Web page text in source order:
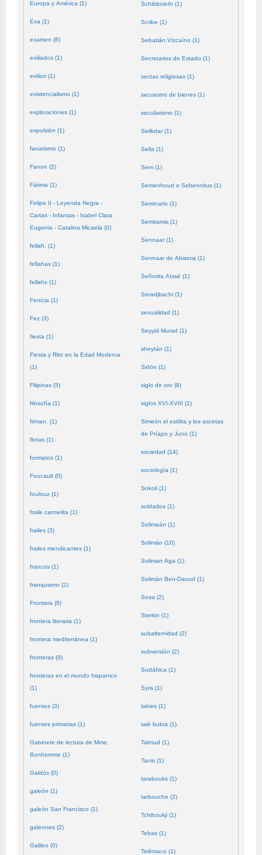
Europa y América (1)
Eva (1)
examen (8)
exiliados (1)
exilios (1)
existencialismo (1)
exploraciones (1)
expulsión (1)
fanatismo (1)
Fanon (2)
Fátima (1)
Felipe II - Leyenda Negra -
Cartas - Infantas - Isabel Clara
Eugenia - Catalina Micaela (0)
fellah. (1)
fellahas (1)
fellahs (1)
Fenicia (1)
Fez (3)
fiesta (1)
Fiesta y Rito en la Edad Moderna
(1)
Filipinas (5)
filosofía (1)
firman. (1)
flotas (1)
formatos (1)
Foucault (0)
foulouz (1)
fraile carmelita (1)
frailes (3)
frailes mendicantes (1)
francos (1)
franquismo (2)
Frontera (8)
frontera literaria (1)
frontera mediterránea (1)
fronteras (9)
fronteras en el mundo hispanico
(1)
fuentes (3)
fuentes primarias (1)
Gabinete de lectura de Mme.
Bonhomme (1)
Galdós (0)
galeón (1)
galeón San Francisco (1)
galeones (2)
Galileo (0)
Schibboleth (1)
Scribe (1)
Sebatián Vizcaíno (1)
Secretarios de Estado (1)
sectas religiosas (1)
secuestro de bienes (1)
secularismo (1)
Selikdar (1)
Sella (1)
Sem (1)
Semenhoud o Sebennitus (1)
Seminario (1)
Semiramis (1)
Sennaar (1)
Sennaar de Abisinia (1)
Señorita Aïssé (1)
Seradjbachi (1)
sexualidad (1)
Seyyid Murad (1)
sheytán (1)
Sidón (1)
siglo de oro (8)
siglos XVI-XVIII (1)
Simeón el estilita y los ascetas
de Príapo y Juno (1)
sociedad (14)
sociología (1)
Sokoli (1)
soldados (1)
Solimaán (1)
Solimán (10)
Soliman Aga (1)
Solimán Ben-Daoud (1)
Sosa (2)
Sterkin (1)
subalternidad (2)
subversión (2)
Sudáfrica (1)
Syra (1)
takies (1)
talé bukra (1)
Talmud (1)
Tanis (1)
tarabouks (1)
tarbouche (2)
Tchiboukji (1)
Tebas (1)
Telémaco (1)